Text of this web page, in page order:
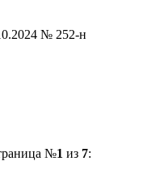
№ 252-н
№1 из 7: